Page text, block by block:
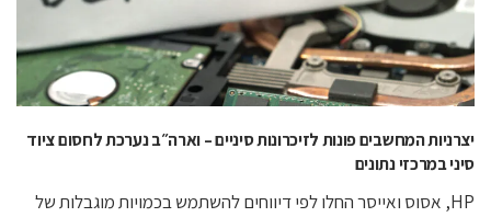
יצרניות המחשבים פונות לזיכרונות סיניים – וארה״ב נערכת לחסום ציוד
סיני במרכזי נתונים
HP, אסוס ואייסר החלו לפי דיווחים להשתמש בכמויות מוגבלות של